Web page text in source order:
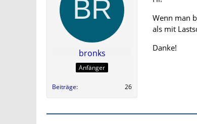
bronks
Anfänger
Beiträge 26
Wenn man
als mit
Danke!